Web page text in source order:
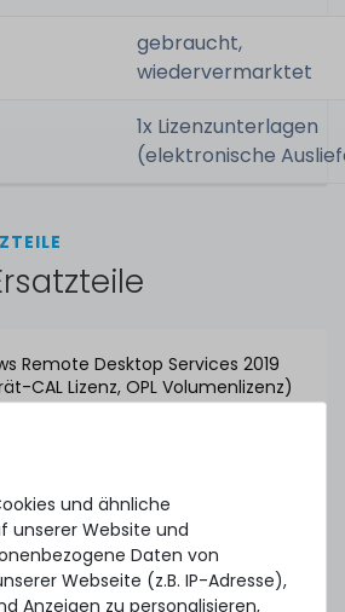
gebraucht,
wiedervermarktet
1x Lizenzunterlagen
(elektronische
Remote Desktop Services 2019
CAL Lizenz, OPL Volumenlizenz)
74,99 € *
und ähnliche
unserer Website und
Daten von
Webseite (z.B. IP-Adresse),
Anzeigen zu personalisieren,